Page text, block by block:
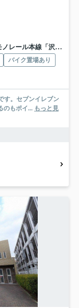
ル本線「沢良宜」駅 徒歩15分
バイク置場あり
す。セブンイレブン
のもポイ... もっと見